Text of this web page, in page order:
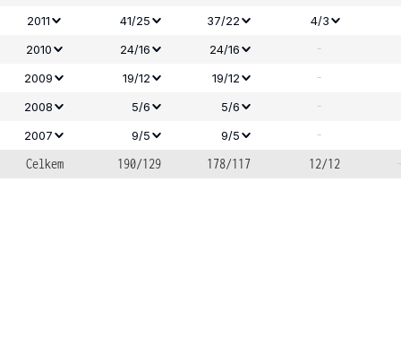
2011
41/25 37/22
4/3
2010
24/16 24/16 -
2009 19/12 19/12 -
2008 5/6 5/6 -
2007 9/5 9/5
-
Celkem
190/129 178/117 12/12